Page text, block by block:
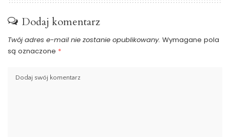
Dodaj komentarz
Twój adres e-mail nie zostanie opublikowany. Wymagane pola
są oznaczone *